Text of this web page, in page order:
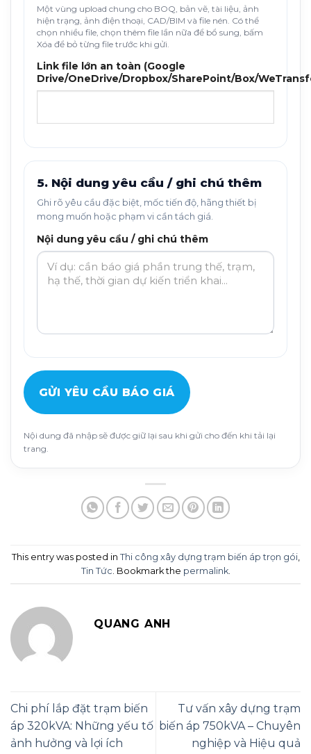
Một vùng upload chung cho BOQ, bản vẽ, tài liệu, ảnh
hiện trạng, ảnh điện thoại, CAD/BIM và file nén. Có thể
chọn nhiều file, chọn thêm file lần nữa để bổ sung, bấm
Xóa để bỏ từng file trước khi gửi.
Link file lớn an toàn (Google
Drive/OneDrive/Dropbox/SharePoint/Box/
5. Nội dung yêu cầu / ghi chú thêm
Ghi rõ yêu cầu đặc biệt, mốc tiến độ, hãng thiết bị
mong muốn hoặc phạm vi cần tách giá.
Nội dung yêu cầu / ghi chú thêm
GỬI YÊU CẦU BÁO GIÁ
Nội dung đã nhập sẽ được giữ lại sau khi gửi cho đến khi tải lại
trang.
This entry was posted in Thi công xây dựng trạm biến áp trọn gói,
Tin Tức . Bookmark the permalink.
QUANG ANH
Chi phí lắp đặt trạm biến
áp 320kVA: Những yếu tố
ảnh hưởng và lợi ích
Tư vấn xây dựng trạm
biến áp 750kVA – Chuyên
nghiệp và Hiệu quả